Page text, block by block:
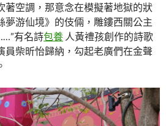
著空調，那意念在模擬著地獄的狀
夢游仙境》的伎倆，雕鏤西關公主
有名詩包養 人黃禮孩創作的詩歌
員柴昕怡歸納，勾起老廣們在金聲